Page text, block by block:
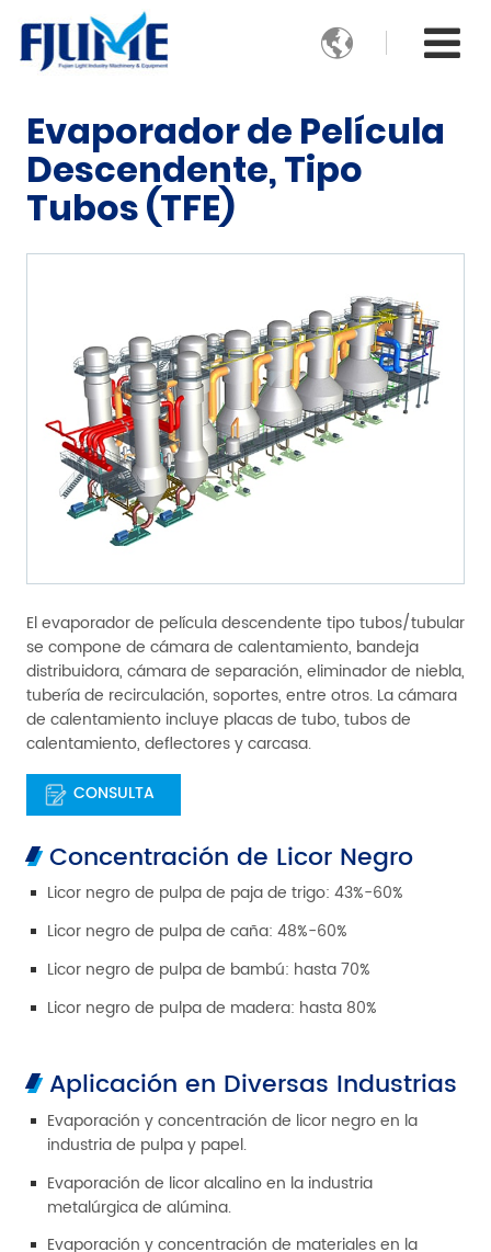

Evaporador de Película
Descendente, Tipo
Tubos (TFE)
El evaporador de película descendente tipo tubos/tubular
se compone de cámara de calentamiento, bandeja
distribuidora, cámara de separación, eliminador de niebla,
tubería de recirculación, soportes, entre otros. La cámara
de calentamiento incluye placas de tubo, tubos de
calentamiento, deflectores y carcasa.
CONSULTA
Concentración de Licor Negro
Licor negro de pulpa de paja de trigo: 43%-60%
Licor negro de pulpa de caña: 48%-60%
Licor negro de pulpa de bambú: hasta 70%
Licor negro de pulpa de madera: hasta 80%
Aplicación en Diversas Industrias
Evaporación y concentración de licor negro en la
industria de pulpa y papel.
Evaporación de licor alcalino en la industria
metalúrgica de alúmina.
Evaporación y concentración de materiales en la